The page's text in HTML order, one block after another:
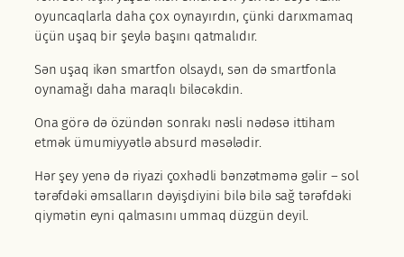
oyuncaqlarla daha çox oynayırdın, çünki darıxmamaq
üçün uşaq bir şeylə başını qatmalıdır.
Sən uşaq ikən smartfon olsaydı, sən də smartfonla
oynamağı daha maraqlı biləcəkdin.
Ona görə də özündən sonrakı nəsli nədəsə ittiham
etmək ümumiyyətlə absurd məsələdir.
Hər şey yenə də riyazi çoxhədli bənzətməmə gəlir – sol
tərəfdəki əmsalların dəyişdiyini bilə bilə sağ tərəfdəki
qiymətin eyni qalmasını ummaq düzgün deyil.